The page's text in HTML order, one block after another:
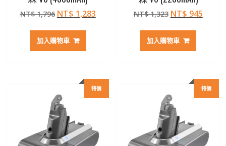
NT$1,796 原
價
格：
NT$ 1,283目
加入購物車
NT$1,323 原
價
格：
NT$ 945目
加入購物車
特價 特價